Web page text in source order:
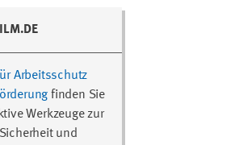
Arbeitsschutz
finden Sie
Werkzeuge zur
und